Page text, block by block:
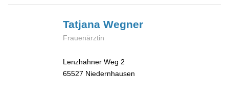
TatjanaWegner
Frauenärztin
Lenzhahner Weg 2
65527 Niedernhausen